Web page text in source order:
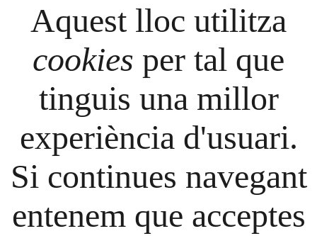
Aquest lloc utilitza
cookies per tal que
tinguis una millor
experiència d'usuari.
Si continues navegant
entenem que acceptes